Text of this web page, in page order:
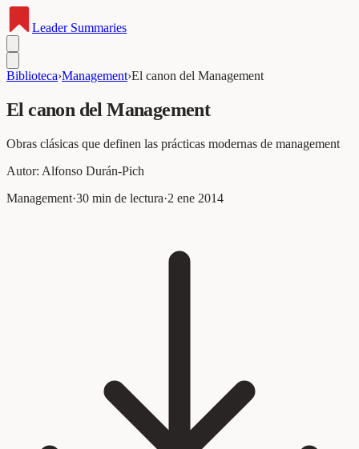
LeaderSummaries
Biblioteca›Management›El canon del Management
El canon del Management
Obras clásicas que definen las prácticas modernas de management
Autor: Alfonso Durán-Pich
Management·30 min de lectura·2 ene 2014